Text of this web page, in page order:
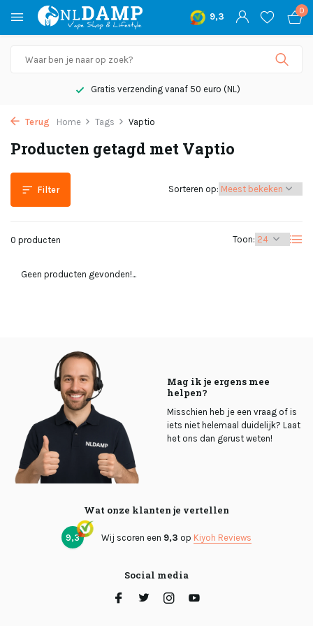
9,3
0
Gratis verzending vanaf 50 euro (NL)
Terug Home Tags Vaptio
Producten getagd met Vaptio
Filter
0 producten Toon:
Sorteren op:
Geen producten gevonden!...
Mag ik je ergens mee
helpen?
Misschien heb je een vraag of is
iets niet helemaal duidelijk? Laat
het ons dan gerust weten!
Wat onze klanten je vertellen
9,3 Wij scoren een 9,3 op Kiyoh Reviews
Social media